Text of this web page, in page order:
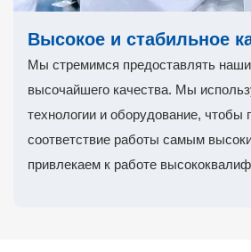
Высокое и стабильное
Мы стремимся предоставлять
высочайшего качества. Мы
технологии и оборудование, чтобы
соответствие работы самым
привлекаем к работе